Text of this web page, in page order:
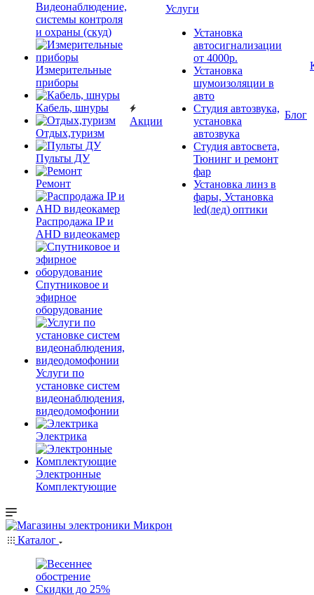
Видеонаблюдение,
системы контроля
и охраны (скуд)
Измерительные
приборы
Кабель, шнуры
Отдых,туризм
Пульты ДУ
Ремонт
Распродажа IP и
AHD видеокамер
Спутниковое и
эфирное
оборудование
Услуги по
установке систем
видеонаблюдения,
видеодомофонии
Электрика
Электронные
Комплектующие
Акции
Услуги
Установка
автосигнализации
от 4000р.
Установка
шумоизоляции в
авто
Студия автозвука,
установка
автозвука
Студия автосвета,
Тюнинг и ремонт
фар
Установка линз в
фары, Установка
led(лед) оптики
Блог
Каталог